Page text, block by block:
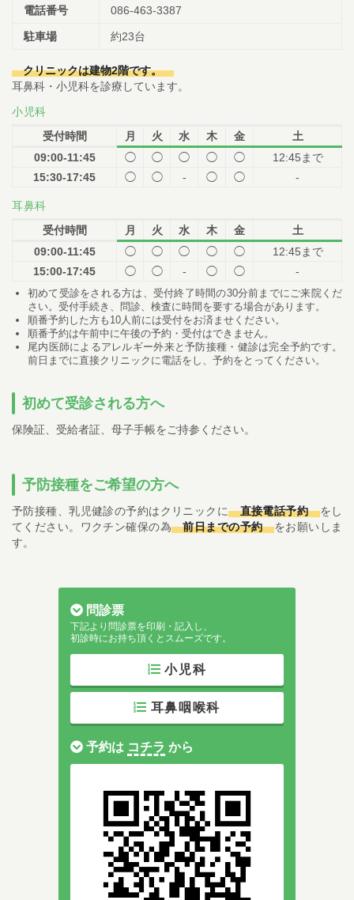
電話番号 086-463-3387
駐車場 約23台
クリニックは建物2階です。
耳鼻科・小児科を診療しています。
小児科
受付時間
月 火 水 木 金
土
09:00-11:45
◯ ◯ ◯ ◯ ◯
12:45まで
15:30-17:45
◯ ◯ - ◯ ◯ -
耳鼻科
受付時間
月 火 水 木 金
土
09:00-11:45
◯ ◯ ◯ ◯ ◯
12:45まで
15:00-17:45
◯ ◯ - ◯ ◯ -
初めて受診をされる方は、受付終了時間の30分前までにご来院くだ
さい。受付手続き、問診、検査に時間を要する場合があります。
順番予約した方も10人前には受付をお済ませください。
順番予約は午前中に午後の予約・受付はできません。
尾内医師によるアレルギー外来と予防接種・健診は完全予約です。
前日までに直接クリニックに電話をし、予約をとってください。
初めて受診される方へ
保険証、受給者証、母子手帳をご持参ください。
予防接種をご希望の方へ
予防接種、乳児健診の予約はクリニックに 直接電話予約
をし
てください。ワクチン確保の為
前日までの予約
をお願いしま
す。
問診票
下記より問診票を印刷・記入し、
初診時にお持ち頂くとスムーズです。
小児科
耳鼻咽喉科
予約は コチラ から